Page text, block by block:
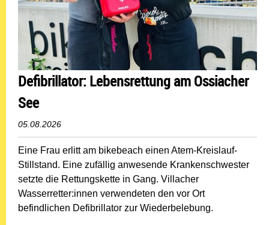
Defibrillator: Lebensrettung am Ossiacher
See
05.08.2026
Eine Frau erlitt am bikebeach einen Atem-Kreislauf-
Stillstand. Eine zufällig anwesende Krankenschwester
setzte die Rettungskette in Gang. Villacher
Wasserretter:innen verwendeten den vor Ort
befindlichen Defibrillator zur Wiederbelebung.